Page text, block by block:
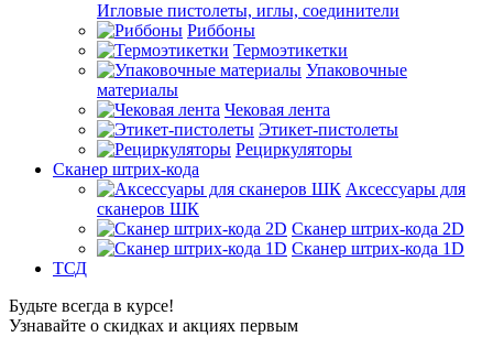
Игловые пистолеты, иглы, соединители
Риббоны
Термоэтикетки
Упаковочные
материалы
Чековая лента
Этикет-пистолеты
Рециркуляторы
Сканер штрих-кода
Аксессуары для
сканеров ШК
Сканер штрих-кода 2D
Сканер штрих-кода 1D
ТСД
Будьте всегда в курсе!
Узнавайте о скидках и акциях первым